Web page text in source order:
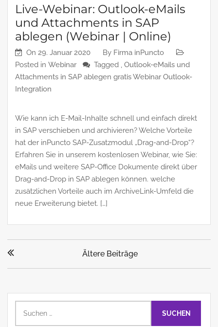
Live-Webinar: Outlook-eMails
und Attachments in SAP
ablegen (Webinar | Online)
On 29. Januar 2020 By Firma inPuncto
Posted in Webinar Tagged , Outlook-eMails und
Attachments in SAP ablegen gratis Webinar Outlook-
Integration
Wie kann ich E-Mail-Inhalte schnell und einfach direkt
in SAP verschieben und archivieren? Welche Vorteile
hat der inPuncto SAP-Zusatzmodul „Drag-and-Drop“?
Erfahren Sie in unserem kostenlosen Webinar, wie Sie:
eMails und weitere SAP-Office Dokumente direkt über
Drag-and-Drop in SAP ablegen können. welche
zusätzlichen Vorteile auch im ArchiveLink-Umfeld die
neue Erweiterung bietet. […]
Beitragsnavigation
Ältere Beiträge
nach: